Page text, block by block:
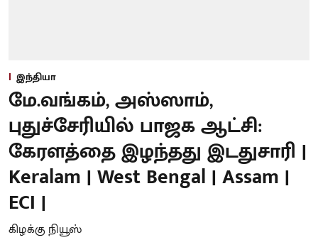
இந்தியா
மே.வங்கம், அஸ்ஸாம்,
புதுச்சேரியில் பாஜக ஆட்சி:
கேரளத்தை இழந்தது இடதுசாரி |
Keralam | West Bengal | Assam |
ECI |
கிழக்கு நியூஸ்